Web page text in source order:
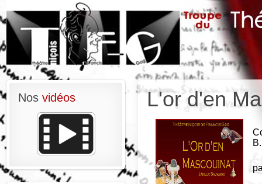
L'or d'en
Nos vidéos